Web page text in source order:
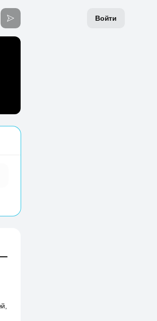
Войти